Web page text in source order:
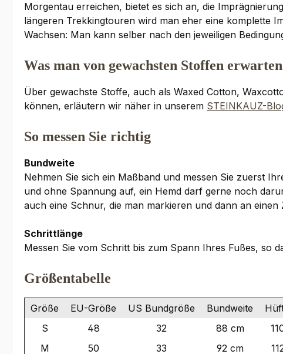
Morgentau erreichen, bietet es sich an, die
längeren Trekkingtouren wird man eher eine komplette
Wachsen: Man kann selber nach den jeweiligen
Was man von gewachsten Stoffen
Über gewachste Stoffe, auch als Waxed Cotton,
können, erläutern wir näher in unserem STEINKAUZ-
So messen Sie richtig
Bundweite
Nehmen Sie sich ein Maßband und messen Sie zuerst
und ohne Spannung auf, ein Hemd darf gerne noch
auch eine Schnur, die man markieren und dann an einen
Schrittlänge
Messen Sie vom Schritt bis zum Spann Ihres Fußes, so
Größentabelle
Größe EU-Größe US Bundgröße Bundweite
S
48 32 88 cm
M
50 33 92 cm